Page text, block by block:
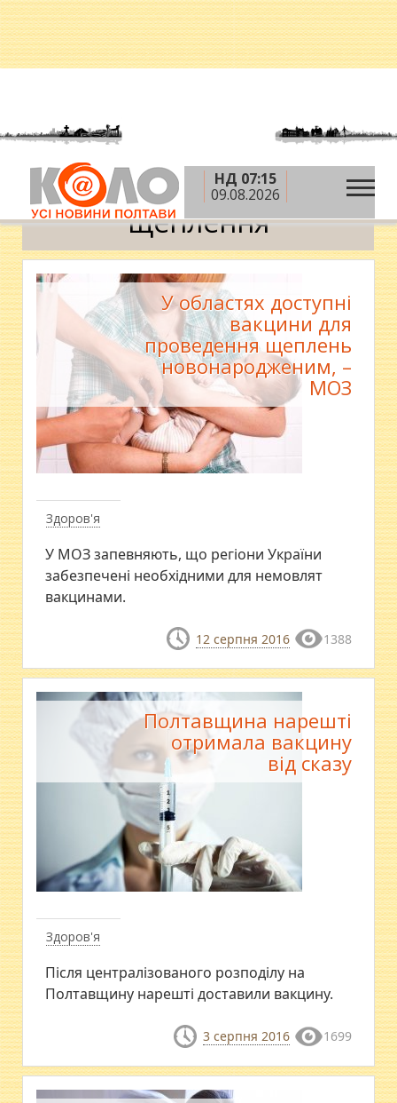
НД 07:15
09.08.2026
Головна » щеплення
щеплення
Здоров'я
У областях доступні
вакцини для
проведення щеплень
новонародженим, –
МОЗ
У МОЗ запевняють, що регіони України
забезпечені необхідними для немовлят
вакцинами.
12 серпня 2016 1388
Здоров'я
Полтавщина нарешті
отримала вакцину
від сказу
Після централізованого розподілу на
Полтавщину нарешті доставили вакцину.
3 серпня 2016 1699